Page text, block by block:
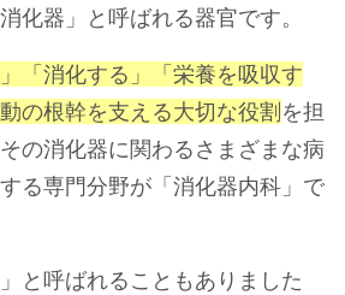
化器」と呼ばれる器官です。
」「消化する」「栄養を吸収す
の根幹を支える大切な役割 を担
の消化器に関わるさまざまな病
る専門分野が「消化器内科」で
と呼ばれることもありました